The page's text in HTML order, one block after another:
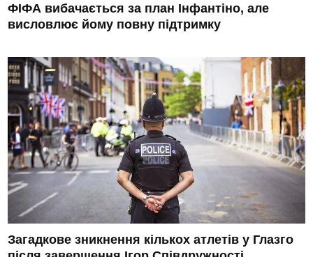
ФІФА вибачається за план Інфантіно, але
висловлює йому повну підтримку
Загадкове зникнення кількох атлетів у Глазго